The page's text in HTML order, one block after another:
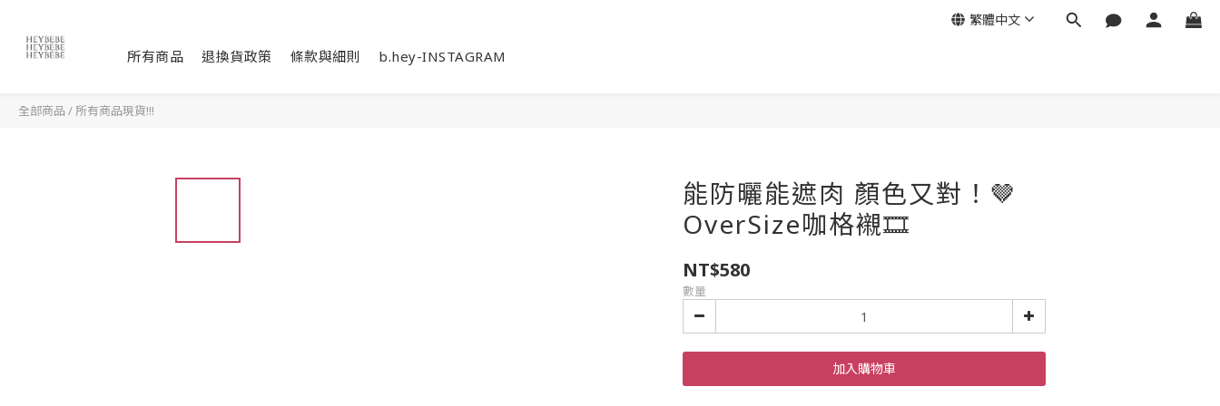
所有商品 退換貨政策 條款與細則 b.hey-INSTAGRAM
繁體中文
全部商品 / 所有商品現貨!!!
能防曬能遮肉 顏色又對！🤎
OverSize咖格襯🎞️
NT$580
數量
加入購物車